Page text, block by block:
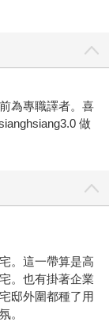
為專職譯者。喜
做
。這一帶算是高
。也有掛著企業
邸外圍都種了用
。